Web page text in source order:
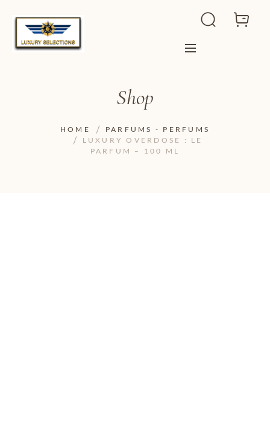
Shop
HOME
PARFUMS - PERFUMS
LUXURY OVERDOSE : LE
PARFUM – 100 ML